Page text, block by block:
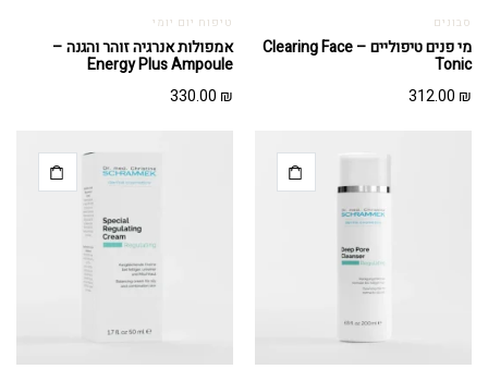
סבונים
מי פנים טיפוליים – Clearing Face
Tonic
312.00 ₪
טיפוח יום יומי
אמפולות אנרגיה זוהר והגנה –
Energy Plus Ampoule
330.00 ₪